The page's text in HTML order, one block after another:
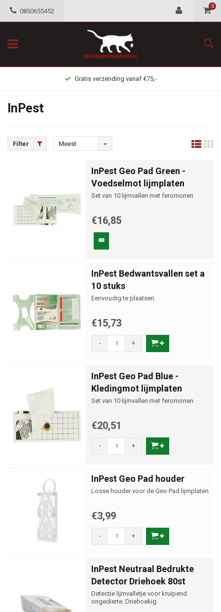
0850655452
0
Gratis verzending vanaf €75,-
InPest
Filter
Meest
InPest Geo Pad Green -
Voedselmot lijmplaten
Set van 10 lijmvallen met feromonen
€16,85
InPest Bedwantsvallen set a
10 stuks
Eenvoudig te plaatsen.
€15,73
- +
InPest Geo Pad Blue -
Kledingmot lijmplaten
Set van 10 lijmvallen met feromonen
€20,51
- +
InPest Geo Pad houder
Losse houder voor de Geo Pad lijmplaten
€3,99
- +
InPest Neutraal Bedrukte
Detector Driehoek 80st
Detectie lijmvalletje voor kruipend
ongedierte. Driehoekig.